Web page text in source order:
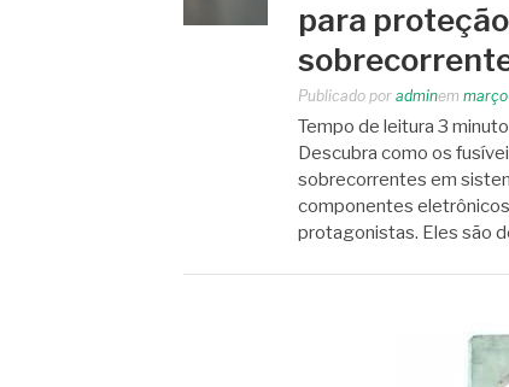
para
Publicado por adminem
Tempo de leitura 3
Descubra como os
sobrecorrentes em
componentes
protagonistas. Eles são